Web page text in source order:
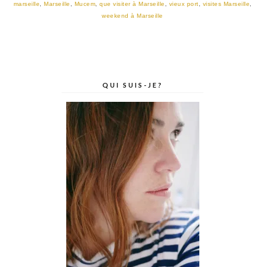
marseille
Marseille Mucem que visiter à Marseille vieux port visites Marseille
weekend à Marseille
QUI SUIS-JE?